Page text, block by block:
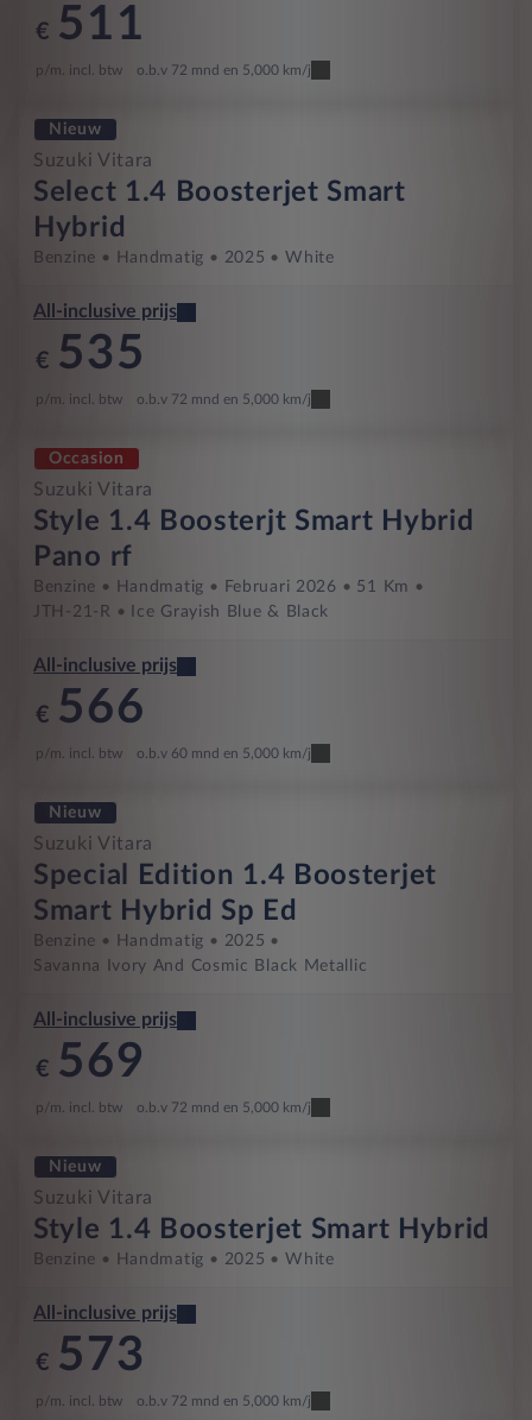
€ 511
p/m. incl. btw o.b.v 72 mnd en 5,000 km/j
Nieuw
Suzuki Vitara
Select 1.4 Boosterjet Smart
Hybrid
Benzine Handmatig 2025 White
All-inclusive prijs
€ 535
p/m. incl. btw o.b.v 72 mnd en 5,000 km/j
Occasion
Suzuki Vitara
Style 1.4 Boosterjt Smart Hybrid
Pano rf
Benzine Handmatig Februari 2026
51 Km
JTH-21-R
Ice Grayish Blue & Black
All-inclusive prijs
€ 566
p/m. incl. btw o.b.v 60 mnd en 5,000 km/j
Nieuw
Suzuki Vitara
Special Edition 1.4 Boosterjet
Smart Hybrid Sp Ed
Benzine Handmatig
2025
Savanna Ivory And Cosmic Black Metallic
All-inclusive prijs
€ 569
p/m. incl. btw o.b.v 72 mnd en 5,000 km/j
Nieuw
Suzuki Vitara
Style 1.4 Boosterjet Smart Hybrid
Benzine Handmatig 2025 White
All-inclusive prijs
€ 573
p/m. incl. btw o.b.v 72 mnd en 5,000 km/j